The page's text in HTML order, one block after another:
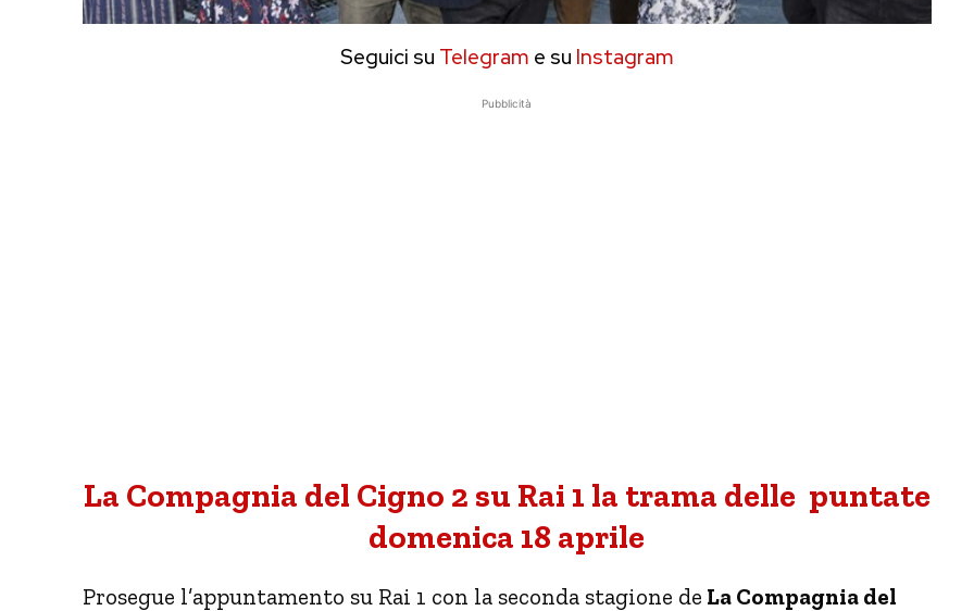
Seguici su Telegram e su Instagram
Pubblicità
La Compagnia del Cigno 2 su Rai 1 la trama delle puntate
domenica 18 aprile
Prosegue l’appuntamento su Rai 1 con la seconda stagione de La Compagnia del